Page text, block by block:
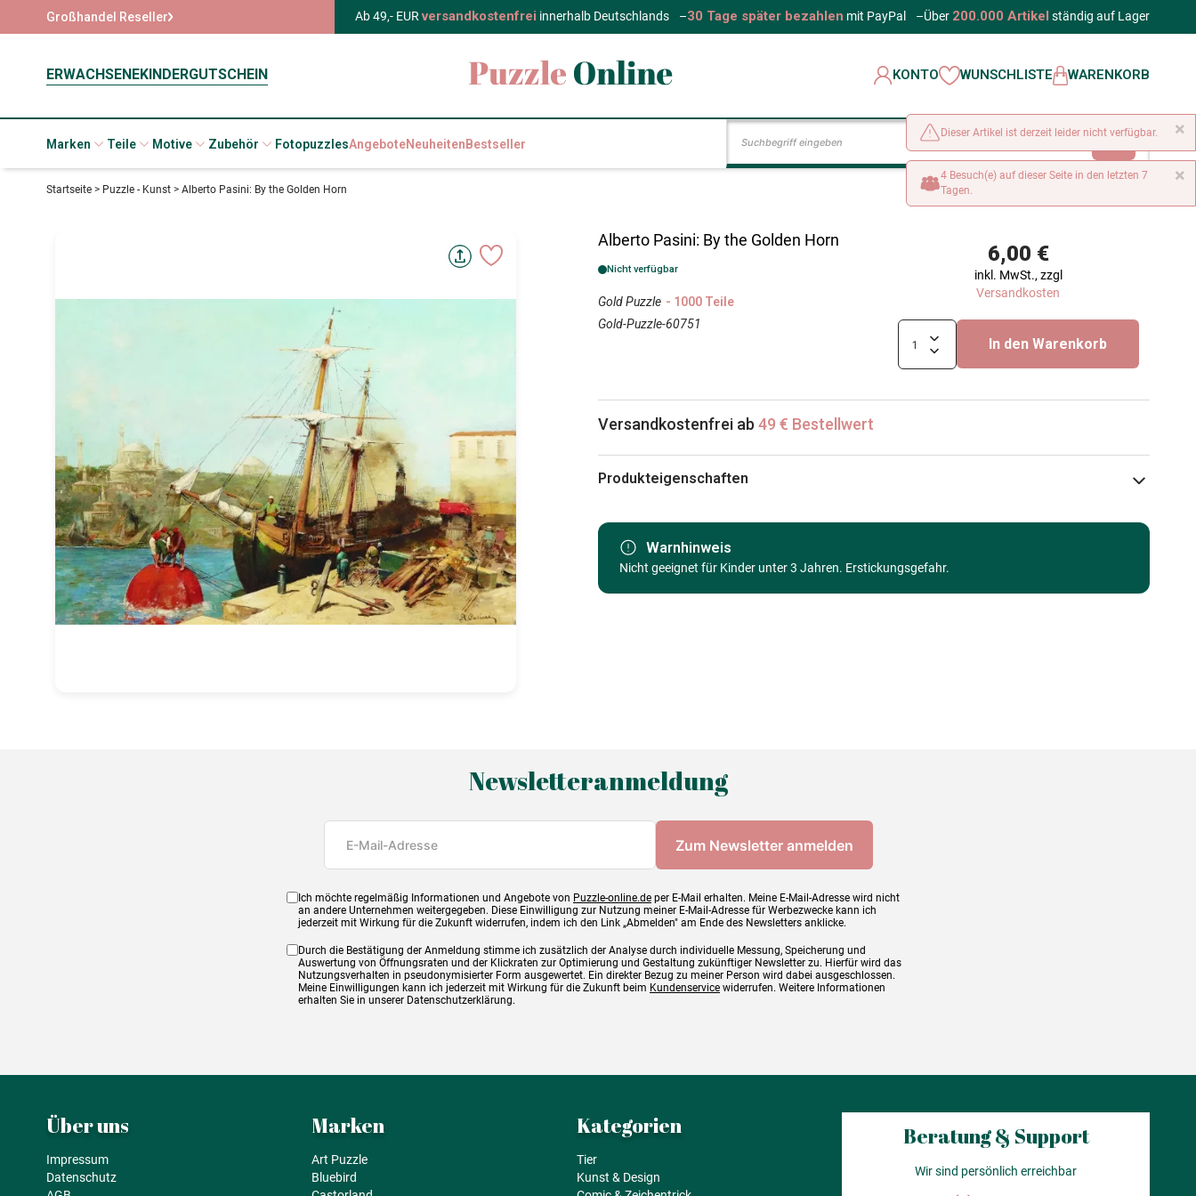
Großhandel Reseller Ab 49,- EURversandkostenfrei innerhalb Deutschlands –30 Tage später bezahlen mit PayPal –Über 200.000 Artikel ständig auf Lager
ERWACHSENEKINDERGUTSCHEIN KONTO WUNSCHLISTE WARENKORB
Marken Teile Motive Zubehör FotopuzzlesAngeboteNeuheitenBestseller
Startseite > Puzzle - Kunst > Alberto Pasini: By the Golden Horn
Alberto Pasini: By the Golden Horn
Nicht verfügbar
Gold Puzzle - 1000 Teile
Gold-Puzzle-60751
6,00 €
inkl. MwSt., zzgl
Versandkosten
In den Warenkorb
Versandkostenfrei ab 49 € Bestellwert
Produkteigenschaften
Kategorie
Puzzle für Erwachsene (500 bis 48000 Teile)
Warnhinweis
Nicht geeignet für Kinder unter 3 Jahren. Erstickungsgefahr.
Newsletteranmeldung
Ich möchte regelmäßig Informationen und Angebote von Puzzle-online.de per E-Mail erhalten. Meine E-Mail-Adresse wird nicht
an andere Unternehmen weitergegeben. Diese Einwilligung zur Nutzung meiner E-Mail-Adresse für Werbezwecke kann ich
jederzeit mit Wirkung für die Zukunft widerrufen, indem ich den Link „Abmelden" am Ende des Newsletters anklicke.
Durch die Bestätigung der Anmeldung stimme ich zusätzlich der Analyse durch individuelle Messung, Speicherung und
Auswertung von Öffnungsraten und der Klickraten zur Optimierung und Gestaltung zukünftiger Newsletter zu. Hierfür wird das
Nutzungsverhalten in pseudonymisierter Form ausgewertet. Ein direkter Bezug zu meiner Person wird dabei ausgeschlossen.
Meine Einwilligungen kann ich jederzeit mit Wirkung für die Zukunft beim Kundenservice widerrufen. Weitere Informationen
erhalten Sie in unserer Datenschutzerklärung.
Über uns
Impressum
Datenschutz
Marken
Art Puzzle
Bluebird
Kategorien
Tier
Kunst & Design
Beratung & Support
Wir sind persönlich erreichbar
×
Dieser Artikel ist derzeit leider nicht verfügbar.
×
4 Besuch(e) auf dieser Seite in den letzten 7
Tagen.